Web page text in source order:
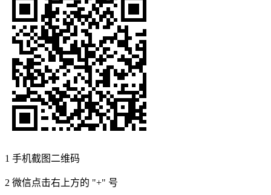
1 手机截图二维码
2 微信点击右上方的 "+" 号